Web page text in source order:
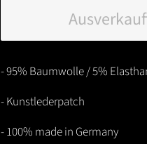
- 95% Baumwolle / 5%
- Kunstlederpatch
- 100% made in Germany